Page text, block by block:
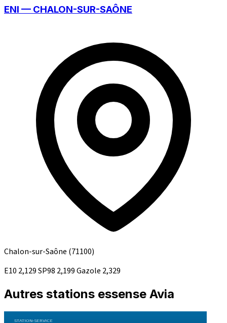
ENI — CHALON-SUR-SAÔNE
Chalon-sur-Saône (71100)
E10 2,129SP98 2,199Gazole 2,329
Autres stations essense Avia